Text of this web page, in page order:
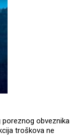
obveznika
troškova ne